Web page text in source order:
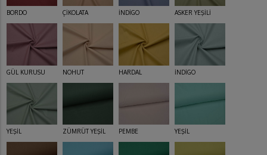
BORDO ÇİKOLATA İNDİGO ASKER YEŞİLİ
GÜL KURUSU NOHUT HARDAL İNDİGO
YEŞİL ZÜMRÜT YEŞİL PEMBE YEŞİL